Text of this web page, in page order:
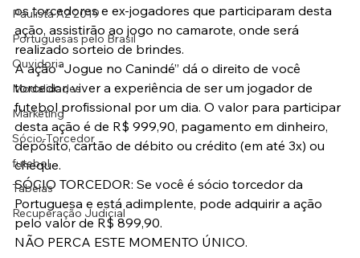
Paulista A2 2019
Portuguesas pelo Brasil
Ouvidoria
Modalidades
Marketing
Sócio-Torcedor
futebol
Tabelas
Recuperação Judicial
os torcedores e ex-jogadores que participaram desta
ação, assistirão ao jogo no camarote, onde será
realizado sorteio de brindes.
A ação “Jogue no Canindé” dá o direito de você
torcedor, viver a experiência de ser um jogador de
futebol profissional por um dia. O valor para participar
desta ação é de R$ 999,90, pagamento em dinheiro,
depósito, cartão de débito ou crédito (em até 3x) ou
cheque.
SÓCIO TORCEDOR: Se você é sócio torcedor da
Portuguesa e está adimplente, pode adquirir a ação
pelo valor de R$ 899,90.
NÃO PERCA ESTE MOMENTO ÚNICO.